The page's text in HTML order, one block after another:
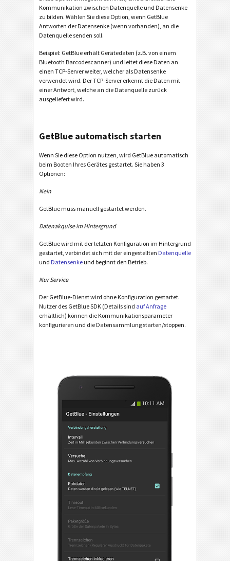
Kommunikation zwischen Datenquelle und Datensenke
zu bilden. Wählen Sie diese Option, wenn GetBlue
Antworten der Datensenke (wenn vorhanden), an die
Datenquelle senden soll.
Beispiel: GetBlue erhält Gerätedaten (z.B. von einem
Bluetooth Barcodescanner) und leitet diese Daten an
einen TCP-Server weiter, welcher als Datensenke
verwendet wird. Der TCP-Server erkennt die Daten mit
einer Antwort, welche an die Datenquelle zurück
ausgeliefert wird.
GetBlue automatisch starten
Wenn Sie diese Option nutzen, wird GetBlue automatisch
beim Booten Ihres Gerätes gestartet. Sie haben 3
Optionen:
Nein
GetBlue muss manuell gestartet werden.
Datenakquise im Hintergrund
GetBlue wird mit der letzten Konfiguration im Hintergrund
gestartet, verbindet sich mit der eingestellten Datenquelle
und Datensenke und beginnt den Betrieb.
Nur Service
Der GetBlue-Dienst wird ohne Konfiguration gestartet.
Nutzer des GetBlue SDK (Details sind auf Anfrage
erhältlich) können die Kommunikationsparameter
konfigurieren und die Datensammlung starten/stoppen.